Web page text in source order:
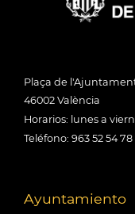
Plaça de l'Ajuntament
46002 València
Horarios: lunes a
Teléfono: 963 52 54 78
Ayuntamiento